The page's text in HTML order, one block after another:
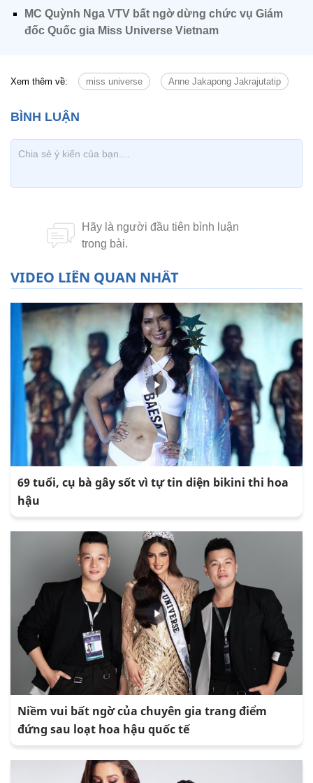
MC Quỳnh Nga VTV bất ngờ dừng chức vụ Giám
đốc Quốc gia Miss Universe Vietnam
Xem thêm về: miss universe Anne Jakapong Jakrajutatip
VIDEO LIÊN QUAN NHẤT
69 tuổi, cụ bà gây sốt vì tự tin diện bikini thi hoa
hậu
Niềm vui bất ngờ của chuyên gia trang điểm
đứng sau loạt hoa hậu quốc tế